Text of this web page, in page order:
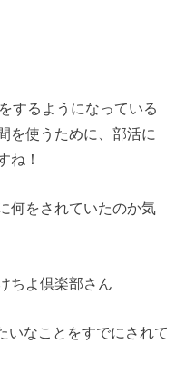
するようになっている
を使うために、部活に
ね！
何をされていたのか気
ちよ倶楽部さん
いなことをすでにされて